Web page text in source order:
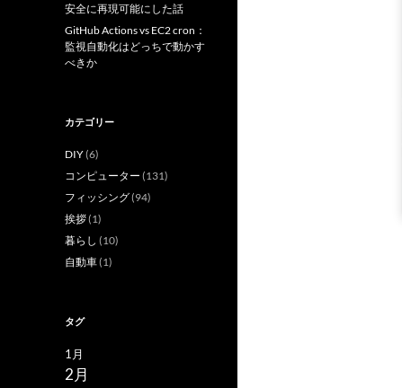
安全に再現可能にした話
GitHub Actions vs EC2 cron：
監視自動化はどっちで動かす
べきか
カテゴリー
DIY(6)
コンピューター (131)
フィッシング(94)
挨拶(1)
暮らし (10)
自動車(1)
タグ
1月
2月